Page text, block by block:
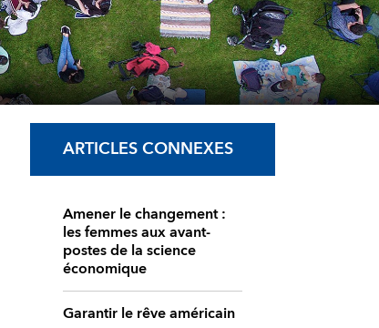
ARTICLES CONNEXES
Amener le changement :
les femmes aux avant-
postes de la science
économique
Garantir le rêve américain